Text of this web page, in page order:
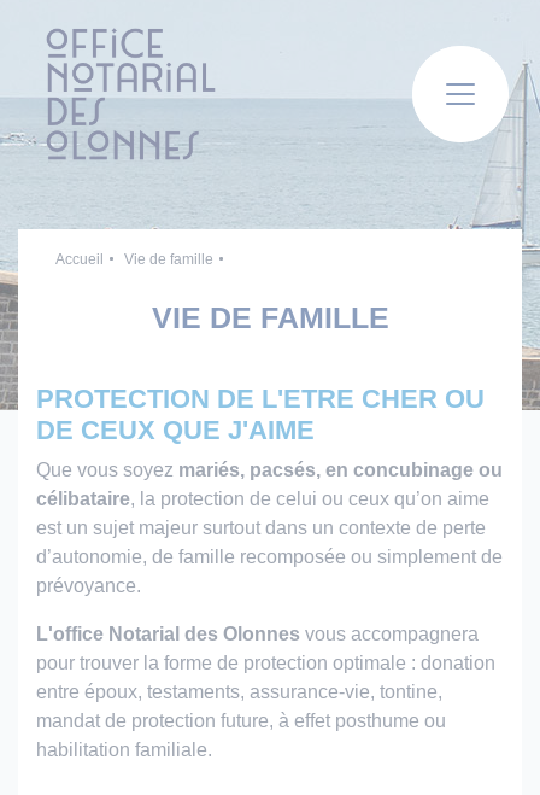
Accueil Vie de famille
VIE DE FAMILLE
PROTECTION DE L'ETRE CHER OU
DE CEUX QUE J'AIME
Que vous soyez mariés, pacsés, en concubinage ou
célibataire, la protection de celui ou ceux qu’on aime
est un sujet majeur surtout dans un contexte de perte
d’autonomie, de famille recomposée ou simplement de
prévoyance.
L'office Notarial des Olonnes vous accompagnera
pour trouver la forme de protection optimale : donation
entre époux, testaments, assurance-vie, tontine,
mandat de protection future, à effet posthume ou
habilitation familiale.